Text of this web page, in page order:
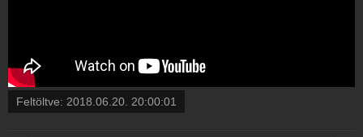
Feltöltve: 2018.06.20. 20:00:01